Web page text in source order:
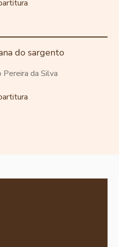
do sargento
Pereira da Silva